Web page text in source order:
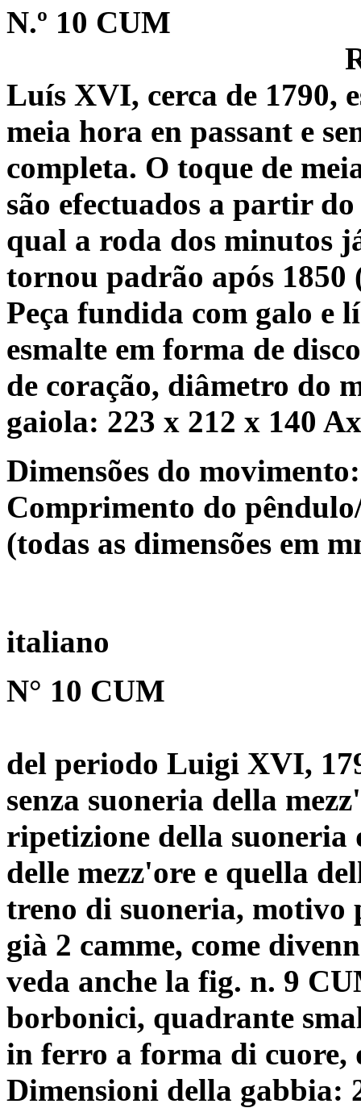
N.º 10 CUM
Luís XVI, cerca de 1790,
meia hora en passant e
completa. O toque de
são efectuados a partir
qual a roda dos minutos
tornou padrão após 1850
Peça fundida com galo e
esmalte em forma de
de coração, diâmetro do
gaiola: 223 x 212 x 140
Dimensões do
Comprimento do
(todas as dimensões em
italiano
N° 10 CUM
del periodo Luigi XVI,
senza suoneria della
ripetizione della
delle mezz'ore e quella
treno di suoneria,
già 2 camme, come
veda anche la fig. n. 9
borbonici, quadrante
in ferro a forma di cuore,
Dimensioni della gabbia: